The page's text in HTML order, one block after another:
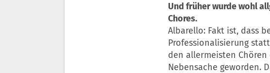
Und früher wurde wohl
Chores.
Albarello: Fakt ist, dass
Professionalisierung
den allermeisten Chören
Nebensache geworden.